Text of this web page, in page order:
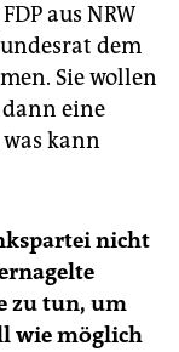
aus NRW
dem
Sie wollen
eine
kann
nicht
zu tun, um
wie möglich